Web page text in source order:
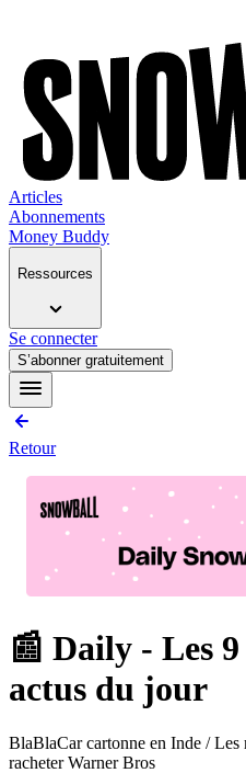
Articles
Abonnements
Money Buddy
Ressources
Se connecter
S’abonner gratuitement
Retour
📰 Daily - Les
actus du jour
BlaBlaCar cartonne en Inde /
racheter Warner Bros